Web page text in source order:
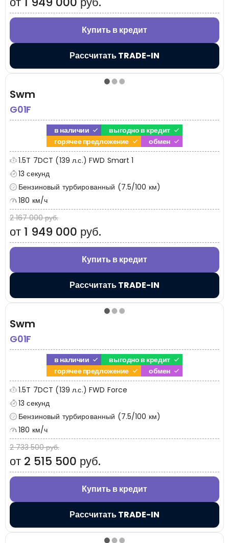
Купить в кредит
Рассчитать TRADE-IN
Swm
G01F
в наличии
выгодно в кредит
горячее предложение
обмен
1.5T 7DCT (139 л.с.) FWD Smart 1
13 секунд
Бензиновый турбированный (7.5/100 км)
180 км/ч
2 167 000 руб.
от 1 949 000 руб.
Купить в кредит
Рассчитать TRADE-IN
Swm
G01F
в наличии
выгодно в кредит
горячее предложение
обмен
1.5T 7DCT (139 л.с.) FWD Force
13 секунд
Бензиновый турбированный (7.5/100 км)
180 км/ч
2 733 500 руб.
от 2 515 500 руб.
Купить в кредит
Рассчитать TRADE-IN